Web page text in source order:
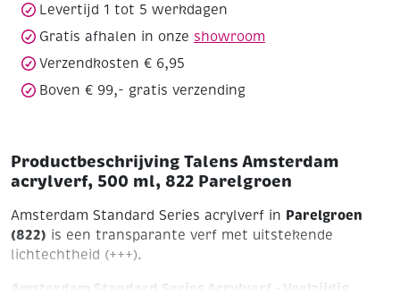
Levertijd 1 tot 5 werkdagen
Gratis afhalen in onze showroom
Verzendkosten € 6,95
Boven € 99,- gratis verzending
Productbeschrijving Talens Amsterdam
acrylverf, 500 ml, 822 Parelgroen
Amsterdam Standard Series acrylverf in Parelgroen
(822) is een transparante verf met uitstekende
lichtechtheid (+++).
Amsterdam Standard Series Acrylverf – Veelzijdig,